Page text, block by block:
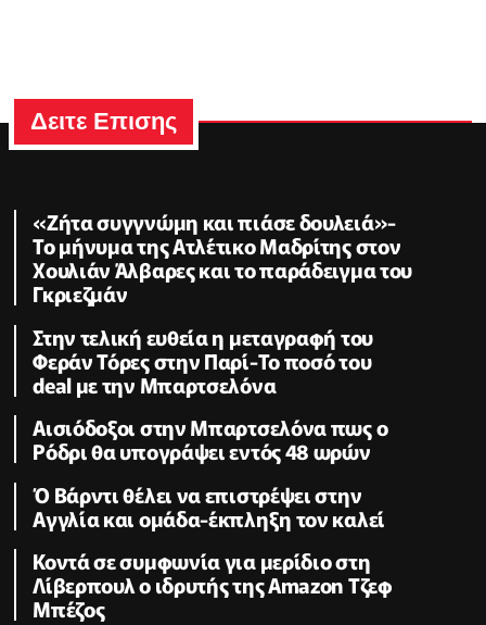
Δειτε Επισης
«Ζήτα συγγνώμη και πιάσε δουλειά»-
Το μήνυμα της Ατλέτικο Μαδρίτης στον
Χουλιάν Άλβαρες και το παράδειγμα του
Γκριεζμάν
Στην τελική ευθεία η μεταγραφή του
Φεράν Τόρες στην Παρί-Το ποσό του
deal με την Μπαρτσελόνα
Αισιόδοξοι στην Μπαρτσελόνα πως ο
Ρόδρι θα υπογράψει εντός 48 ωρών
Ό Βάρντι θέλει να επιστρέψει στην
Αγγλία και ομάδα-έκπληξη τον καλεί
Κοντά σε συμφωνία για μερίδιο στη
Λίβερπουλ ο ιδρυτής της Amazon Τζεφ
Μπέζος